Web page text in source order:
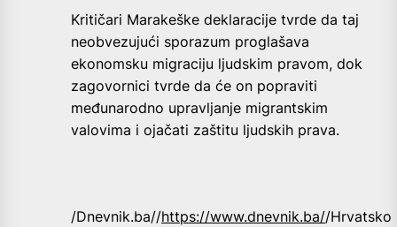
Kritičari Marakeške deklaracije tvrde da taj
neobvezujući sporazum proglašava
ekonomsku migraciju ljudskim pravom, dok
zagovornici tvrde da će on popraviti
međunarodno upravljanje migrantskim
valovima i ojačati zaštitu ljudskih prava.
/Dnevnik.ba//https://www.dnevnik.ba//Hrvatsko